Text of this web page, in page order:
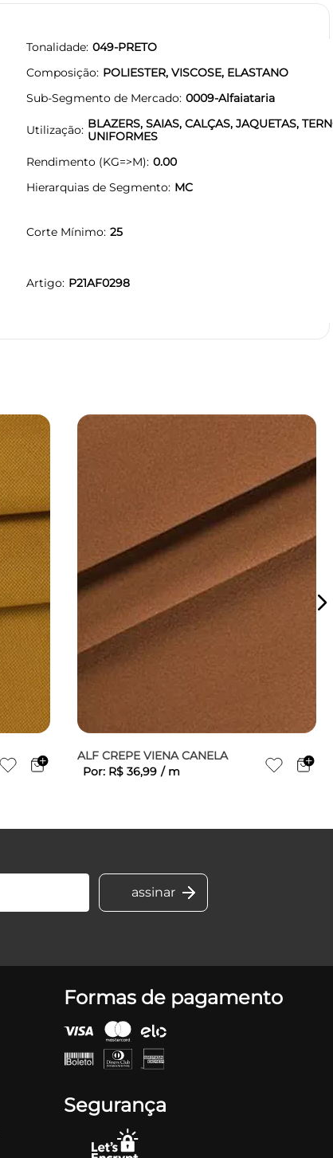
Tonalidade 049-PRETO
Composição POLIESTER, VISCOSE, ELASTANO
Sub-Segmento de Mercado 0009-Alfaiataria
Utilização BLAZERS, SAIAS, CALÇAS, JAQUETAS,
UNIFORMES
Rendimento (KG=>M) 0.00
Hierarquias de Segmento MC
Corte Mínimo 25
Artigo P21AF0298
ALF CREPE VIENA CANELA
Por: R$ 36,99 / m
Formas de pagamento
Segurança